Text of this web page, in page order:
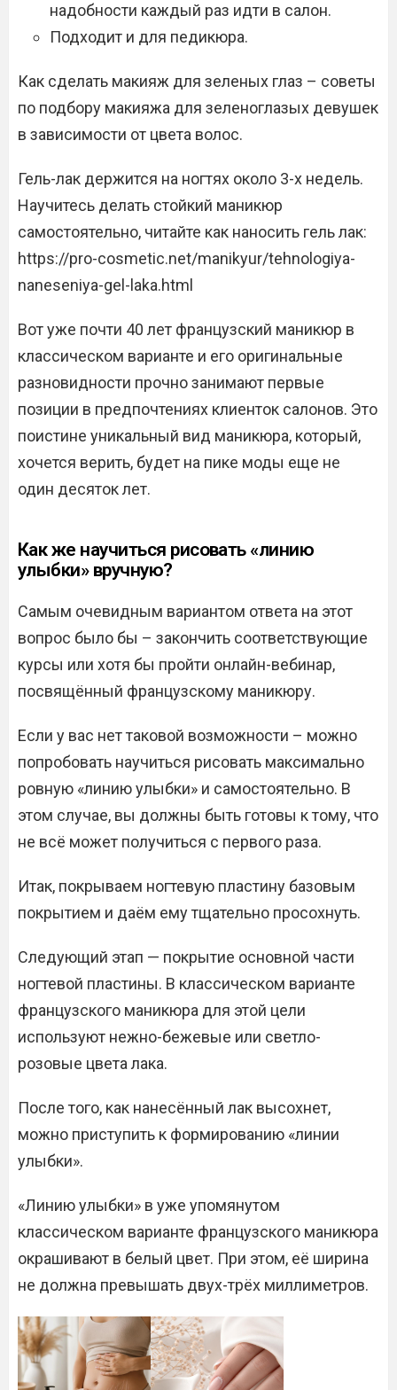
надобности каждый раз идти в салон.
Подходит и для педикюра.
Как сделать макияж для зеленых глаз – советы
по подбору макияжа для зеленоглазых девушек
в зависимости от цвета волос.
Гель-лак держится на ногтях около 3-х недель.
Научитесь делать стойкий маникюр
самостоятельно, читайте как наносить гель лак:
https://pro-cosmetic.net/manikyur/tehnologiya-
naneseniya-gel-laka.html
Вот уже почти 40 лет французский маникюр в
классическом варианте и его оригинальные
разновидности прочно занимают первые
позиции в предпочтениях клиенток салонов. Это
поистине уникальный вид маникюра, который,
хочется верить, будет на пике моды еще не
один десяток лет.
Как же научиться рисовать «линию
улыбки» вручную?
Самым очевидным вариантом ответа на этот
вопрос было бы – закончить соответствующие
курсы или хотя бы пройти онлайн-вебинар,
посвящённый французскому маникюру.
Если у вас нет таковой возможности – можно
попробовать научиться рисовать максимально
ровную «линию улыбки» и самостоятельно. В
этом случае, вы должны быть готовы к тому, что
не всё может получиться с первого раза.
Итак, покрываем ногтевую пластину базовым
покрытием и даём ему тщательно просохнуть.
Следующий этап — покрытие основной части
ногтевой пластины. В классическом варианте
французского маникюра для этой цели
используют нежно-бежевые или светло-
розовые цвета лака.
После того, как нанесённый лак высохнет,
можно приступить к формированию «линии
улыбки».
«Линию улыбки» в уже упомянутом
классическом варианте французского маникюра
окрашивают в белый цвет. При этом, её ширина
не должна превышать двух-трёх миллиметров.